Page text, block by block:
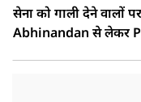
सेना को गाली देने वालों
Abhinandan से लेकर